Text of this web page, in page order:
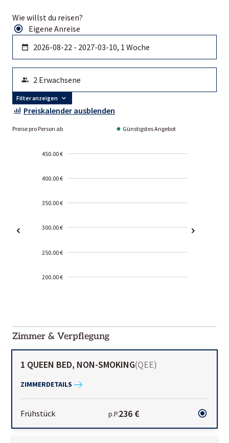
Wie willst du reisen?
Eigene Anreise
Filter anzeigen
Preiskalender ausblenden
Preise pro Person ab Günstigstes Angebot
450.00 €
400.00 €
350.00 €
300.00 €
250.00 €
200.00 €
01-02
Zimmer & Verpflegung
1 QUEEN BED, NON-SMOKING(QEE)
ZIMMERDETAILS
Frühstück p.P.236 €